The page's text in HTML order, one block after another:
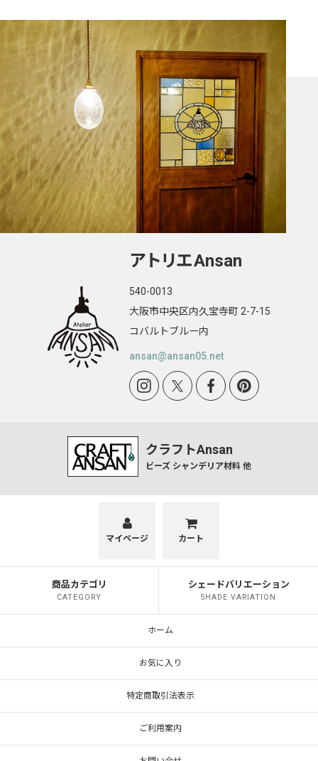
アトリエAnsan
540-0013
大阪市中央区内久宝寺町 2-7-15
コバルトブルー内
ansan@ansan05.net
クラフトAnsan
ビーズ シャンデリア材料 他
商品カテゴリ
CATEGORY
シェードバリエーション
SHADE VARIATION
マイページ カート
ホーム
お気に入り
特定商取引法表示
ご利用案内